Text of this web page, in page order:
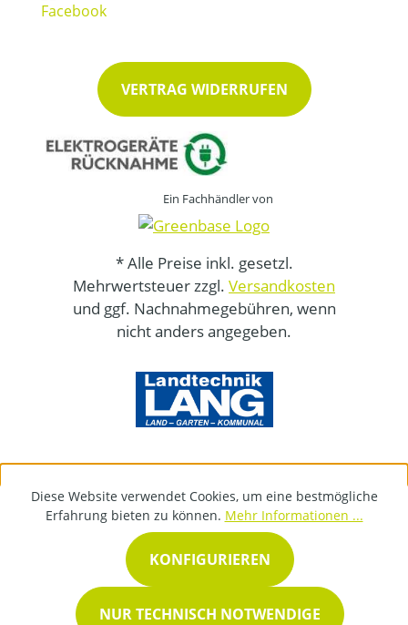
VERTRAG WIDERRUFEN
Ein Fachhändler von
* Alle Preise inkl. gesetzl.
Mehrwertsteuer zzgl. Versandkosten
und ggf. Nachnahmegebühren, wenn
nicht anders angegeben.
Diese Website verwendet Cookies, um eine bestmögliche
Erfahrung bieten zu können. Mehr Informationen ...
NUR TECHNISCH NOTWENDIGE
KONFIGURIEREN